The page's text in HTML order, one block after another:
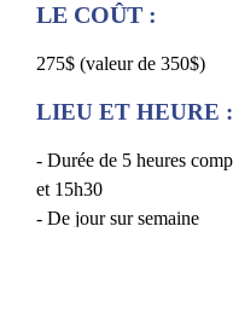
LE COÛT :
275$ (valeur de 350$)
LIEU ET HEURE :
- Durée de 5 heures
et 15h30
- De jour sur semaine